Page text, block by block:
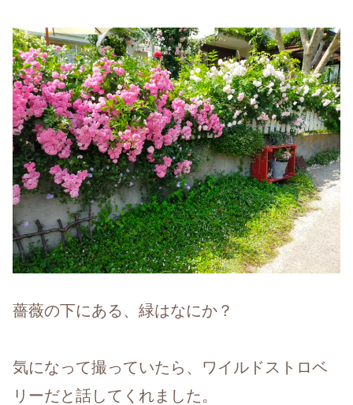
薔薇の下にある、緑はなにか？
気になって撮っていたら、ワイルドストロベ
リーだと話してくれました。